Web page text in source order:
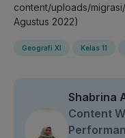
content/uploads/
Agustus 2022)
Geografi XI Kelas 11
Shabrina
Content